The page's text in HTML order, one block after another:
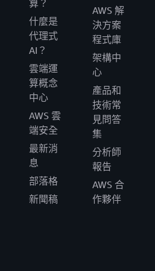
算？
什麼是
代理式
AI？
雲端運
算概念
中心
AWS 雲
端安全
最新消
息
部落格
新聞稿
AWS 解
決方案
程式庫
架構中
心
產品和
技術常
見問答
集
分析師
報告
AWS 合
作夥伴